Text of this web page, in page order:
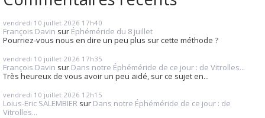
vendredi 10 juillet 2026 17h40
François Davin sur Éphéméride du 8 juillet
Pourriez-vous nous en dire un peu plus sur cette méthode ?
vendredi 10 juillet 2026 17h35
François Davin sur Dans notre Éphéméride de ce jour : de Vitrolles...
Très heureux de vous avoir un peu aidé, sur ce sujet en...
vendredi 10 juillet 2026 12h15
Loius-Eric SALEMBIER sur Dans notre Éphéméride de ce jour : de
Vitrolles...